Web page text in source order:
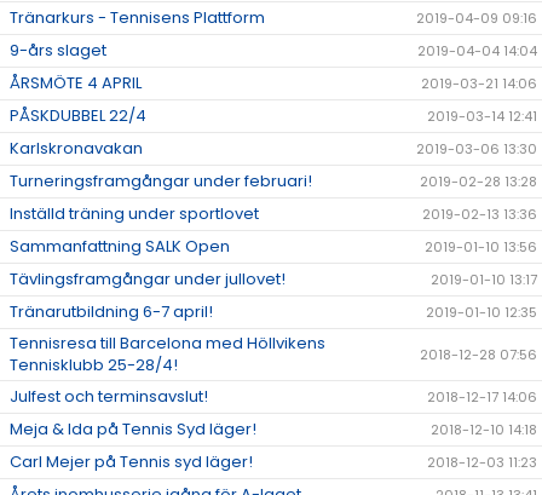
Tränarkurs - Tennisens Plattform 2019-04-09 09:16
9-års slaget 2019-04-04 14:04
ÅRSMÖTE 4 APRIL 2019-03-21 14:06
PÅSKDUBBEL 22/4 2019-03-14 12:41
Karlskronavakan 2019-03-06 13:30
Turneringsframgångar under februari! 2019-02-28 13:28
Inställd träning under sportlovet 2019-02-13 13:36
Sammanfattning SALK Open 2019-01-10 13:56
Tävlingsframgångar under jullovet! 2019-01-10 13:17
Tränarutbildning 6-7 april! 2019-01-10 12:35
Tennisresa till Barcelona med Höllvikens
Tennisklubb 25-28/4!
2018-12-28 07:56
Julfest och terminsavslut! 2018-12-17 14:06
Meja & Ida på Tennis Syd läger! 2018-12-10 14:18
Carl Mejer på Tennis syd läger! 2018-12-03 11:23